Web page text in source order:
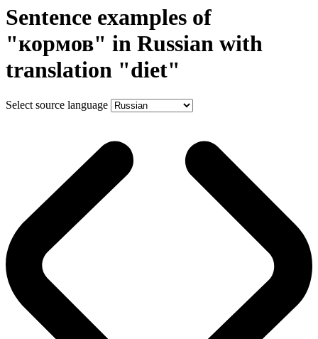
Sentence examples of
"кормов" in Russian with
translation "diet"
Select source language